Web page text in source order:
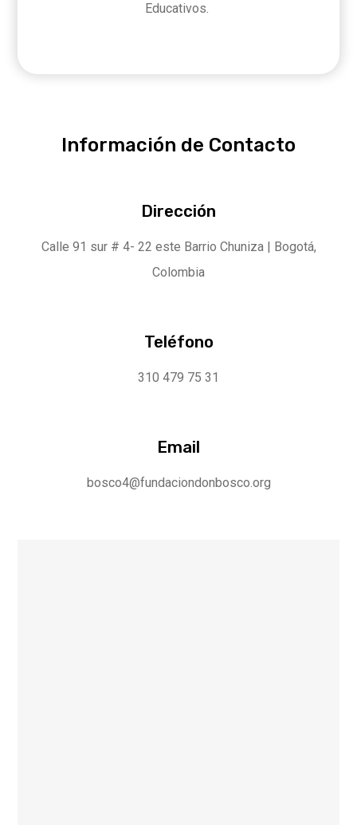
Educativos.
Información de Contacto
Dirección
Calle 91 sur # 4- 22 este Barrio Chuniza | Bogotá,
Colombia
Teléfono
310 479 75 31
Email
bosco4@fundaciondonbosco.org